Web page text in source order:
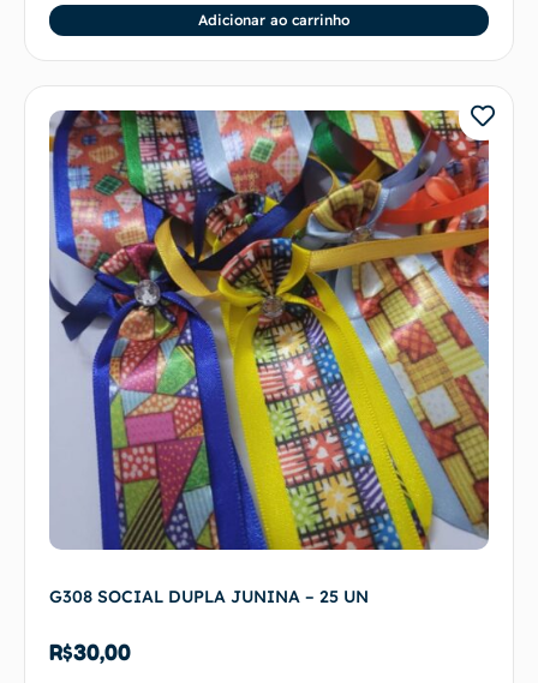
Adicionar ao carrinho
G308 SOCIAL DUPLA JUNINA – 25 UN
R$30,00